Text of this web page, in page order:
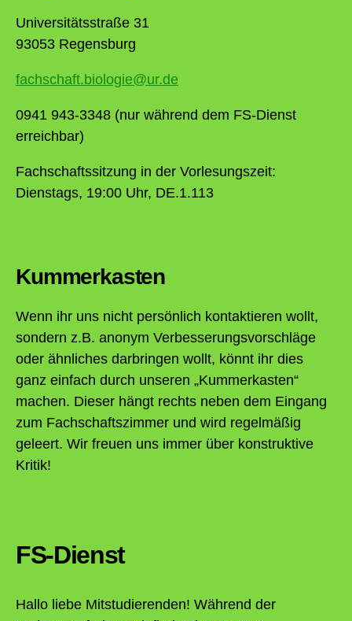
Universitätsstraße 31
93053 Regensburg
fachschaft.biologie@ur.de
0941 943-3348 (nur während dem FS-Dienst
erreichbar)
Fachschaftssitzung in der Vorlesungszeit:
Dienstags, 19:00 Uhr, DE.1.113
Kummerkasten
Wenn ihr uns nicht persönlich kontaktieren wollt,
sondern z.B. anonym Verbesserungsvorschläge
oder ähnliches darbringen wollt, könnt ihr dies
ganz einfach durch unseren „Kummerkasten“
machen. Dieser hängt rechts neben dem Eingang
zum Fachschaftszimmer und wird regelmäßig
geleert. Wir freuen uns immer über konstruktive
Kritik!
FS-Dienst
Hallo liebe Mitstudierenden! Während der